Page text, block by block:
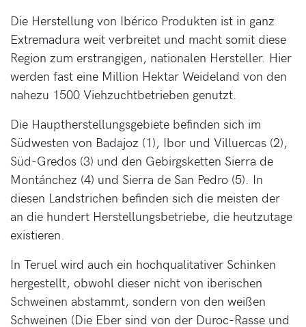
Die Herstellung von Ibérico Produkten ist in ganz
Extremadura weit verbreitet und macht somit diese
Region zum erstrangigen, nationalen Hersteller. Hier
werden fast eine Million Hektar Weideland von den
nahezu 1500 Viehzuchtbetrieben genutzt.
Die Hauptherstellungsgebiete befinden sich im
Südwesten von Badajoz (1), Ibor und Villuercas (2),
Süd-Gredos (3) und den Gebirgsketten Sierra de
Montánchez (4) und Sierra de San Pedro (5). In
diesen Landstrichen befinden sich die meisten der
an die hundert Herstellungsbetriebe, die heutzutage
existieren.
In Teruel wird auch ein hochqualitativer Schinken
hergestellt, obwohl dieser nicht von iberischen
Schweinen abstammt, sondern von den weißen
Schweinen (Die Eber sind von der Duroc-Rasse und